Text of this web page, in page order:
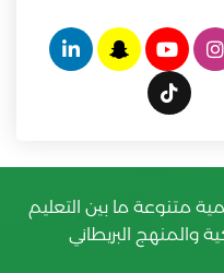
متنوعة ما بين التعليم
والمنهج البريطاني